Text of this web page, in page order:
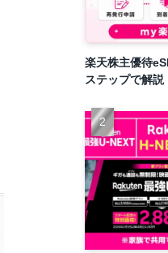
楽天株主優待
ステップで解説